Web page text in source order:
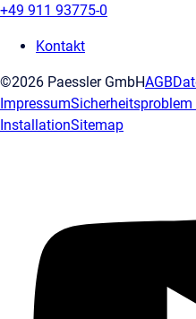
+49 911 93775-0
Kontakt
©2026 Paessler GmbHAGB
ImpressumSicherheitsproblem
InstallationSitemap